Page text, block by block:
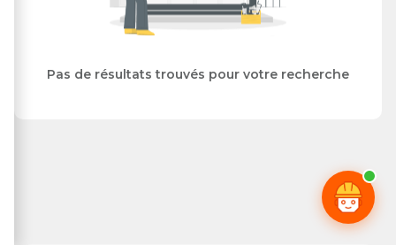
Pas de résultats trouvés pour votre recherche